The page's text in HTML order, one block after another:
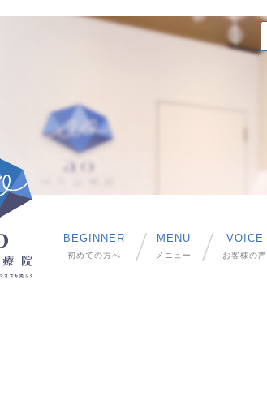
BEGINNER
初めての方へ
MENU
メニュー
VOICE
お客様の声